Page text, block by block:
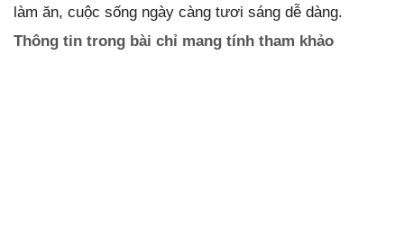
làm ăn, cuộc sống ngày càng tươi sáng dễ dàng.
Thông tin trong bài chỉ mang tính tham khảo